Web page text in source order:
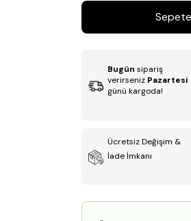
Bugün sipariş
verirseniz Pazartesi
günü kargoda!
Ücretsiz Değişim &
İade İmkanı